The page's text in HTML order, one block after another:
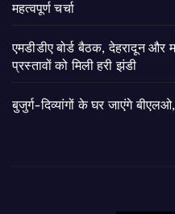
महत्वपूर्ण चर्चा
एमडीडीए बोर्ड बैठक, देहरादून
प्रस्तावों को मिली हरी झंडी
बुजुर्ग-दिव्यांगों के घर जाएंगे